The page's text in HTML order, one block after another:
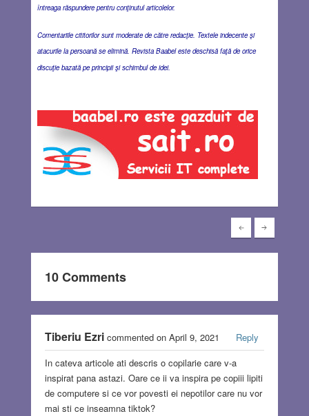
întreaga răspundere pentru conţinutul articolelor.
Comentariile cititorilor sunt moderate de către redacţie. Textele indecente şi
atacurile la persoană se elimină. Revista Baabel este deschisă faţă de orice
discuţie bazată pe principii şi schimbul de idei.
10 Comments
Tiberiu Ezricommented on April 9, 2021
Reply
In cateva articole ati descris o copilarie care v-a
inspirat pana astazi. Oare ce ii va inspira pe copiii lipiti
de computere si ce vor povesti ei nepotilor care nu vor
mai sti ce inseamna tiktok?